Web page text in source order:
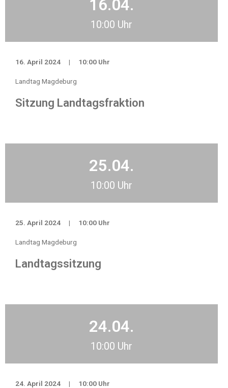
16.04.
10:00 Uhr
16. April 2024 | 10:00 Uhr
Landtag Magdeburg
Sitzung Landtagsfraktion
25.04.
10:00 Uhr
25. April 2024 | 10:00 Uhr
Landtag Magdeburg
Landtagssitzung
24.04.
10:00 Uhr
24. April 2024 | 10:00 Uhr